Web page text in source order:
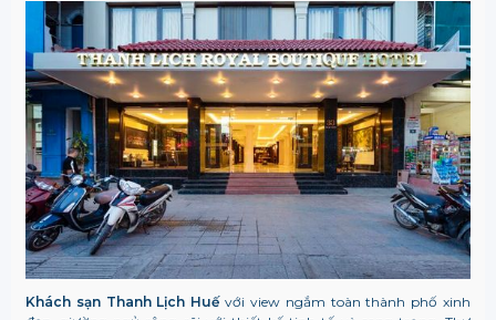
Khách sạn Thanh Lịch Huếvới view ngắm toàn thành phố xinh